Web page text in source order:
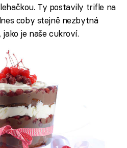
Ty postavily trifle na
coby stejně nezbytná
je naše cukroví.